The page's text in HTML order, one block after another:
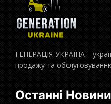
ГЕНЕРАЦІЯ-УКРАЇНА –
продажу та
Останні Новини